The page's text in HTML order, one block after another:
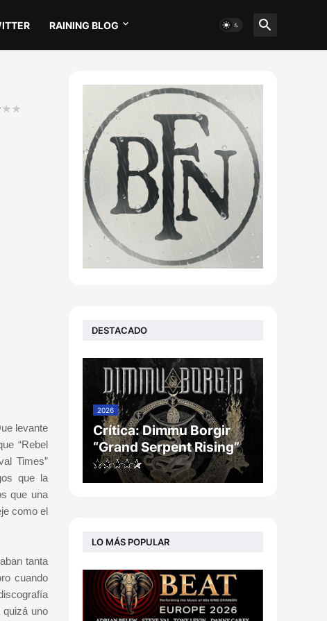
RAINING BLOG
levante
“Rebel
Times”
que la
que una
como el
tanta
cuando
quizá uno
DESTACADO
2026
Crítica: Dimmu Borgir
“Grand Serpent Rising”
LO MÁS POPULAR